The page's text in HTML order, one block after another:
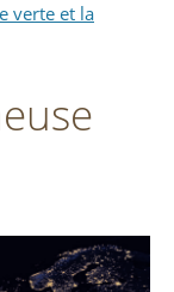
verte et la